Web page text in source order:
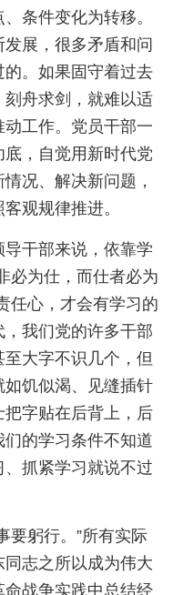
条件变化为转移。
展，很多矛盾和问
。如果固守着过去
舟求剑，就难以适
工作。党员干部一
，自觉用新时代党
况、解决新问题，
观规律推进。
干部来说，依靠学
必为仕，而仕者必为
任心，才会有学习的
我们党的许多干部
大字不识几个，但
饥似渴、见缝插针
字贴在后背上，后
的学习条件不知道
抓紧学习就说不过
要躬行。”所有实际
志之所以成为伟大
战争实践中总结经